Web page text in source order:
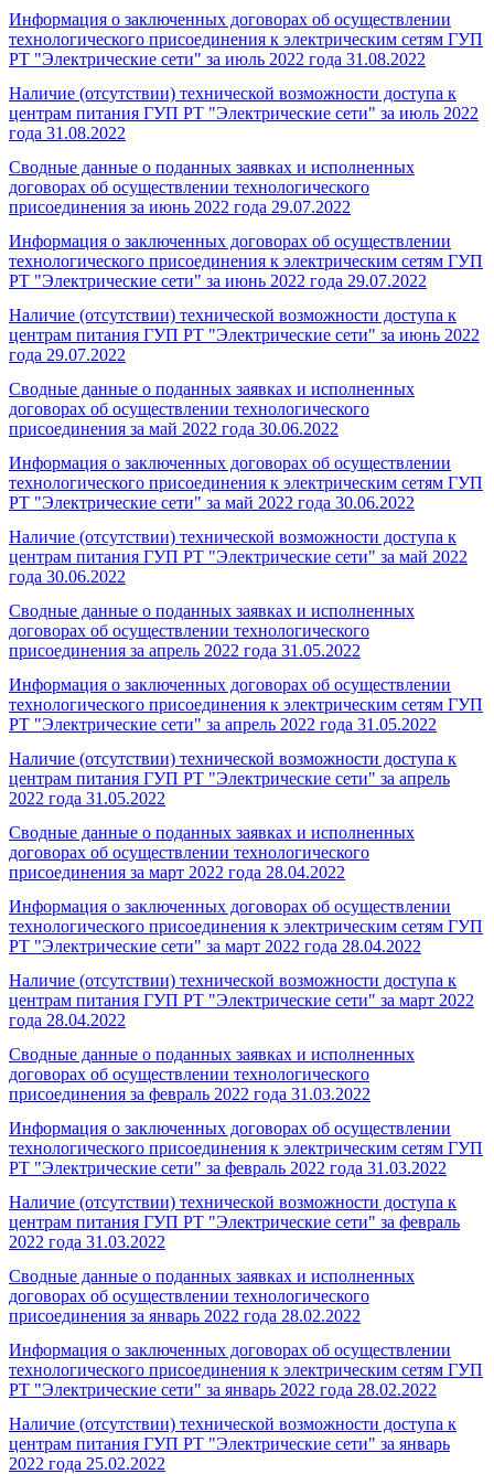
Информация о заключенных договорах об осуществлении
технологического присоединения к электрическим сетям ГУП
РТ "Электрические сети" за июль 2022 года 31.08.2022
Наличие (отсутствии) технической возможности доступа к
центрам питания ГУП РТ "Электрические сети" за июль 2022
года 31.08.2022
Сводные данные о поданных заявках и исполненных
договорах об осуществлении технологического
присоединения за июнь 2022 года 29.07.2022
Информация о заключенных договорах об осуществлении
технологического присоединения к электрическим сетям ГУП
РТ "Электрические сети" за июнь 2022 года 29.07.2022
Наличие (отсутствии) технической возможности доступа к
центрам питания ГУП РТ "Электрические сети" за июнь 2022
года 29.07.2022
Сводные данные о поданных заявках и исполненных
договорах об осуществлении технологического
присоединения за май 2022 года 30.06.2022
Информация о заключенных договорах об осуществлении
технологического присоединения к электрическим сетям ГУП
РТ "Электрические сети" за май 2022 года 30.06.2022
Наличие (отсутствии) технической возможности доступа к
центрам питания ГУП РТ "Электрические сети" за май 2022
года 30.06.2022
Сводные данные о поданных заявках и исполненных
договорах об осуществлении технологического
присоединения за апрель 2022 года 31.05.2022
Информация о заключенных договорах об осуществлении
технологического присоединения к электрическим сетям ГУП
РТ "Электрические сети" за апрель 2022 года 31.05.2022
Наличие (отсутствии) технической возможности доступа к
центрам питания ГУП РТ "Электрические сети" за апрель
2022 года 31.05.2022
Сводные данные о поданных заявках и исполненных
договорах об осуществлении технологического
присоединения за март 2022 года 28.04.2022
Информация о заключенных договорах об осуществлении
технологического присоединения к электрическим сетям ГУП
РТ "Электрические сети" за март 2022 года 28.04.2022
Наличие (отсутствии) технической возможности доступа к
центрам питания ГУП РТ "Электрические сети" за март 2022
года 28.04.2022
Сводные данные о поданных заявках и исполненных
договорах об осуществлении технологического
присоединения за февраль 2022 года 31.03.2022
Информация о заключенных договорах об осуществлении
технологического присоединения к электрическим сетям ГУП
РТ "Электрические сети" за февраль 2022 года 31.03.2022
Наличие (отсутствии) технической возможности доступа к
центрам питания ГУП РТ "Электрические сети" за февраль
2022 года 31.03.2022
Сводные данные о поданных заявках и исполненных
договорах об осуществлении технологического
присоединения за январь 2022 года 28.02.2022
Информация о заключенных договорах об осуществлении
технологического присоединения к электрическим сетям ГУП
РТ "Электрические сети" за январь 2022 года 28.02.2022
Наличие (отсутствии) технической возможности доступа к
центрам питания ГУП РТ "Электрические сети" за январь
2022 года 25.02.2022